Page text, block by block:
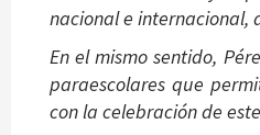
nacional e internacional,
En el mismo sentido,
paraescolares que
con la celebración de